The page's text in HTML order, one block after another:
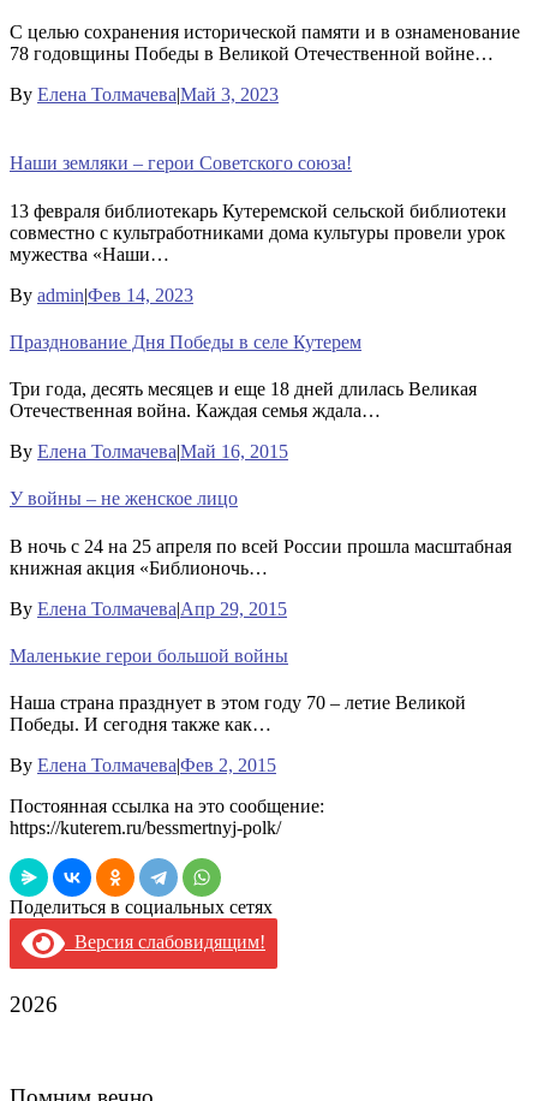
С целью сохранения исторической памяти и в ознаменование
78 годовщины Победы в Великой Отечественной войне…
By Елена Толмачева|Май 3, 2023
Наши земляки – герои Советского союза!
13 февраля библиотекарь Кутеремской сельской библиотеки
совместно с культработниками дома культуры провели урок
мужества «Наши…
By admin|Фев 14, 2023
Празднование Дня Победы в селе Кутерем
Три года, десять месяцев и еще 18 дней длилась Великая
Отечественная война. Каждая семья ждала…
By Елена Толмачева|Май 16, 2015
У войны – не женское лицо
В ночь с 24 на 25 апреля по всей России прошла масштабная
книжная акция «Библионочь…
By Елена Толмачева|Апр 29, 2015
Маленькие герои большой войны
Наша страна празднует в этом году 70 – летие Великой
Победы. И сегодня также как…
By Елена Толмачева|Фев 2, 2015
Постоянная ссылка на это сообщение:
https://kuterem.ru/bessmertnyj-polk/
Поделиться в социальных сетях
Версия слабовидящим!
2026